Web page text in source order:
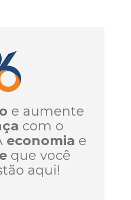
e aumente
com o
economia e
que você
aqui!